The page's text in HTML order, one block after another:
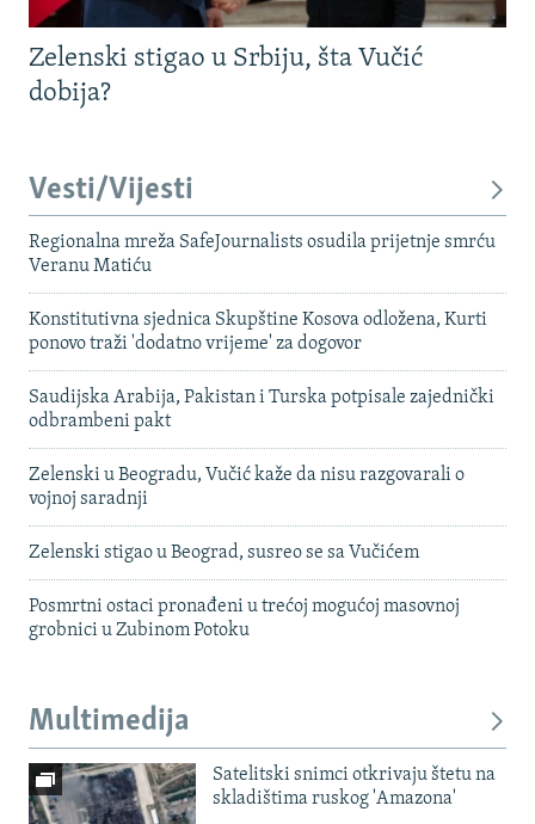
Zelenski stigao u Srbiju, šta Vučić
dobija?
Vesti/Vijesti
Regionalna mreža SafeJournalists osudila prijetnje smrću
Veranu Matiću
Konstitutivna sjednica Skupštine Kosova odložena, Kurti
ponovo traži 'dodatno vrijeme' za dogovor
Saudijska Arabija, Pakistan i Turska potpisale zajednički
odbrambeni pakt
Zelenski u Beogradu, Vučić kaže da nisu razgovarali o
vojnoj saradnji
Zelenski stigao u Beograd, susreo se sa Vučićem
Posmrtni ostaci pronađeni u trećoj mogućoj masovnoj
grobnici u Zubinom Potoku
Multimedija
Satelitski snimci otkrivaju štetu na
skladištima ruskog 'Amazona'